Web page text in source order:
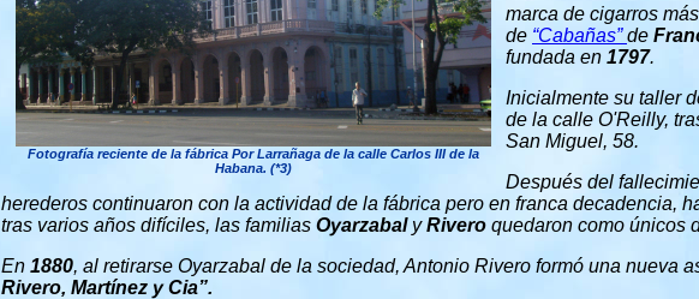
Fotografía reciente de la fábrica Por Larrañaga de la calle Carlos III de la
Habana. (*3)
marca de cigarros
de “Cabañas”de
fundada en 1797.
Inicialmente su taller
de la calle O'Reilly,
San Miguel, 58.
Después del
herederos continuaron con la actividad de la fábrica pero en franca decadencia,
tras varios años difíciles, las familias OyarzabalyRivero quedaron como únicos
En 1880, al retirarse Oyarzabal de la sociedad, Antonio Rivero formó una nueva
Rivero, Martínez y Cia”.